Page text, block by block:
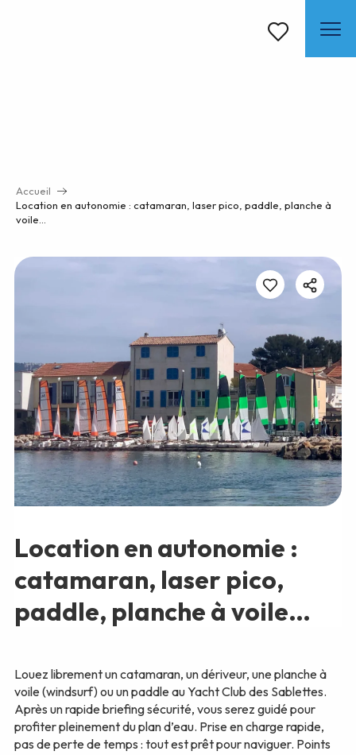
Voir les favoris
Accueil
Location en autonomie : catamaran, laser pico, paddle, planche à
voile…